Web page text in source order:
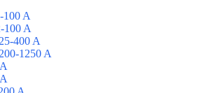
100 A
100 A
400 A
1250 A